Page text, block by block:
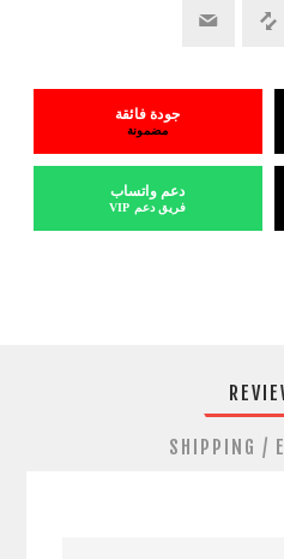
جودة فائقة
مضمونة
دعم واتساب
فريق دعم VIP
SHIPPING /